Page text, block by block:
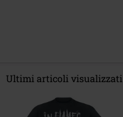
Ultimi articoli visualizzati